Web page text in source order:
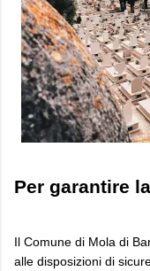
Per garantire
Il Comune di Mola di
alle disposizioni di